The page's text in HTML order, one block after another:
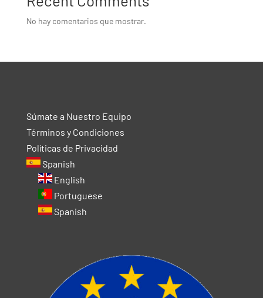
No hay comentarios que mostrar.
Súmate a Nuestro Equipo
Términos y Condiciones
Políticas de Privacidad
Spanish
English
Portuguese
Spanish